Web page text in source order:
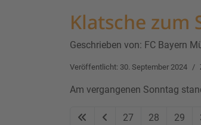
Klatsche zum
Geschrieben von: FC Bayern
Veröffentlicht: 30. September 2024
Am vergangenen Sonntag
27 28 29